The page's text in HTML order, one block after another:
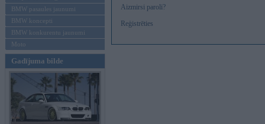
BMW pasaules jaunumi
BMW koncepti
BMW konkurentu jaunumi
Moto
Gadījuma bilde
Aizmirsi paroli?
Reģistrēties